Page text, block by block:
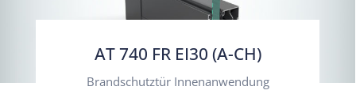
AT 740 FR EI30 (A-CH)
Brandschutztür Innenanwendung